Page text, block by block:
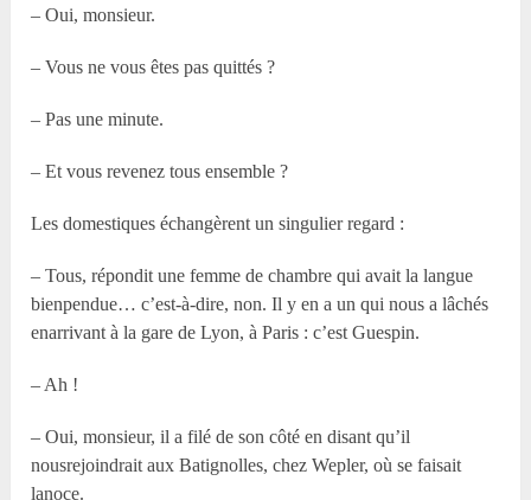
– Oui, monsieur.
– Vous ne vous êtes pas quittés ?
– Pas une minute.
– Et vous revenez tous ensemble ?
Les domestiques échangèrent un singulier regard :
– Tous, répondit une femme de chambre qui avait la langue
bienpendue… c’est-à-dire, non. Il y en a un qui nous a lâchés
enarrivant à la gare de Lyon, à Paris : c’est Guespin.
– Ah !
– Oui, monsieur, il a filé de son côté en disant qu’il
nousrejoindrait aux Batignolles, chez Wepler, où se faisait
lanoce.